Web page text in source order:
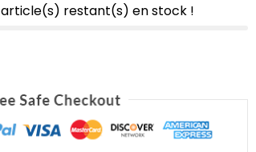
article(s) restant(s) en stock !